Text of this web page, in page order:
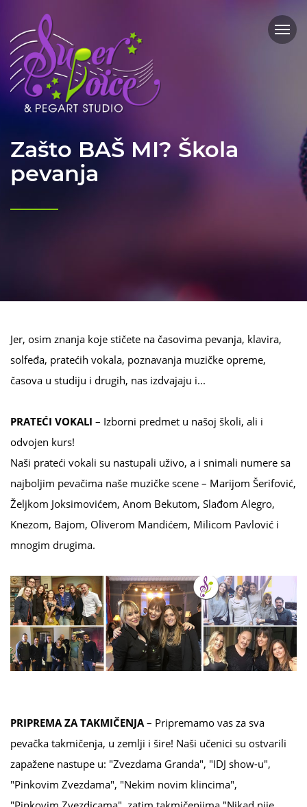
Zašto BAŠ MI? Škola
pevanja
Jer, osim znanja koje stičete na časovima pevanja, klavira,
solfeđa, pratećih vokala, poznavanja muzičke opreme,
časova u studiju i drugih, nas izdvajaju i...
PRATEĆI VOKALI – Izborni predmet u našoj školi, ali i
odvojen kurs!
Naši prateći vokali su nastupali uživo, a i snimali numere sa
najboljim pevačima naše muzičke scene – Marijom Šerifović,
Željkom Joksimovićem, Anom Bekutom, Slađom Alegro,
Knezom, Bajom, Oliverom Mandićem, Milicom Pavlović i
mnogim drugima.
PRIPREMA ZA TAKMIČENJA– Pripremamo vas za sva
pevačka takmičenja, u zemlji i šire! Naši učenici su ostvarili
zapažene nastupe u: "Zvezdama Granda", "IDJ show-u",
"Pinkovim Zvezdama", "Nekim novim klincima",